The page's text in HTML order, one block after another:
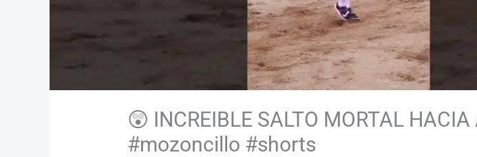
😲 INCREIBLE SALTO MORTAL HACIA
#mozoncillo #shorts